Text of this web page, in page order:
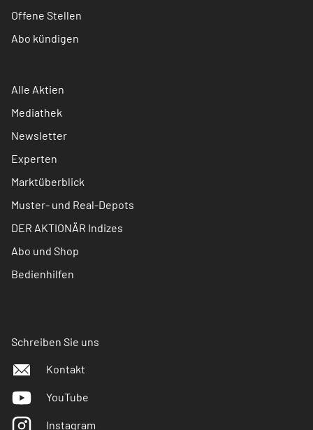
Offene Stellen
Abo kündigen
Alle Aktien
Mediathek
Newsletter
Experten
Marktüberblick
Muster- und Real-Depots
DER AKTIONÄR Indizes
Abo und Shop
Bedienhilfen
Schreiben Sie uns
Kontakt
YouTube
Instagram